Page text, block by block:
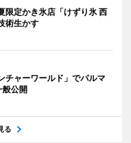
限定かき氷店「けずり氷 西
術生かす
チャーワールド」でパルマ
般公開
る